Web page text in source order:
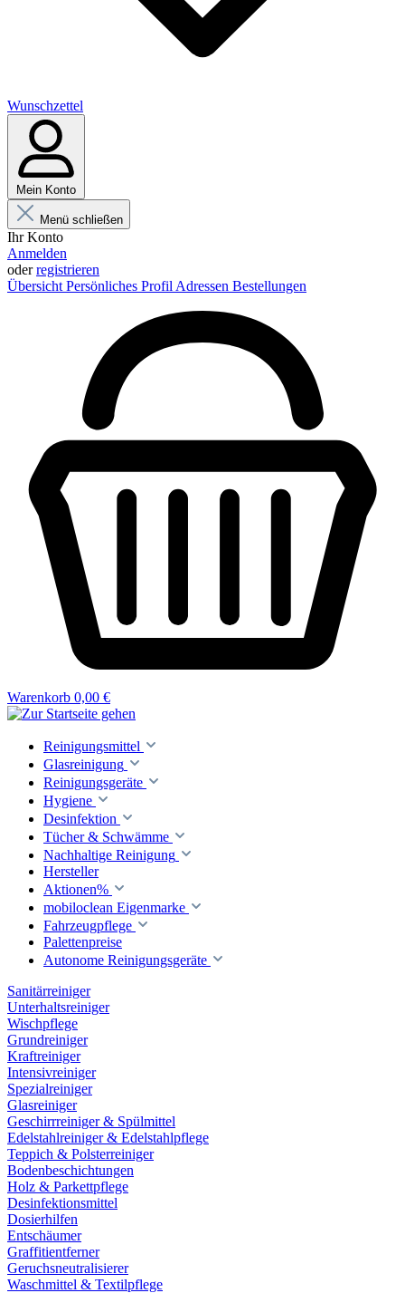
Wunschzettel
Mein Konto
Menü schließen
Ihr Konto
Anmelden
oderregistrieren
Übersicht Persönliches Profil Adressen Bestellungen
Warenkorb 0,00 €
Reinigungsmittel
Glasreinigung
Reinigungsgeräte
Hygiene
Desinfektion
Tücher & Schwämme
Nachhaltige Reinigung
Hersteller
Aktionen%
mobiloclean Eigenmarke
Fahrzeugpflege
Palettenpreise
Autonome Reinigungsgeräte
Sanitärreiniger
Unterhaltsreiniger
Wischpflege
Grundreiniger
Kraftreiniger
Intensivreiniger
Spezialreiniger
Glasreiniger
Geschirrreiniger & Spülmittel
Edelstahlreiniger & Edelstahlpflege
Teppich & Polsterreiniger
Bodenbeschichtungen
Holz & Parkettpflege
Desinfektionsmittel
Dosierhilfen
Entschäumer
Graffitientferner
Geruchsneutralisierer
Waschmittel & Textilpflege